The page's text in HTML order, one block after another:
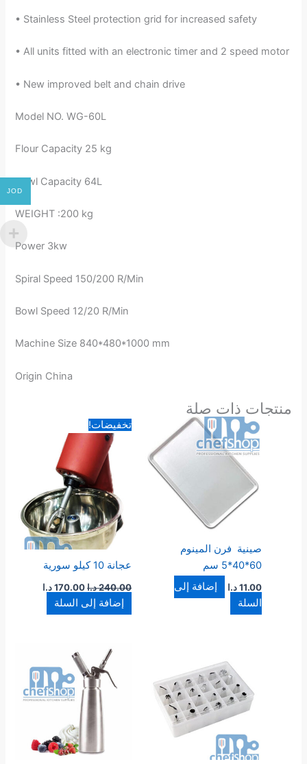
• Stainless Steel protection grid for increased safety
• All units fitted with an electronic timer and 2 speed motor
• New improved belt and chain drive
Model NO. WG-60L
Flour Capacity 25 kg
Bowl Capacity 64L
WEIGHT :200 kg
Power 3kw
Spiral Speed 150/200 R/Min
Bowl Speed 12/20 R/Min
Machine Size 840*480*1000 mm
Origin China
منتجات ذات صلة
صينية فرن المينوم
60*40*5 سم
11.00 د.ا
إضافة إلى
السلة
تخفيضات!
عجانة 10 كيلو سورية
240.00د.ا
الأصلي
240.00 د.ا.
170.00د.ا
إضافة إلى السلة
JOD